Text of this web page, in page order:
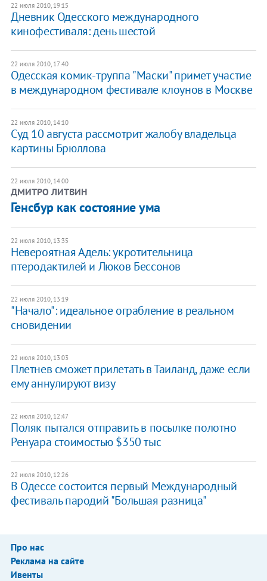
22 июля 2010, 19:15
Дневник Одесского международного
кинофестиваля: день шестой
22 июля 2010, 17:40
Одесская комик-труппа "Маски" примет участие
в международном фестивале клоунов в Москве
22 июля 2010, 14:10
Суд 10 августа рассмотрит жалобу владельца
картины Брюллова
22 июля 2010, 14:00
ДМИТРО ЛИТВИН
Генсбур как состояние ума
22 июля 2010, 13:35
Невероятная Адель: укротительница
птеродактилей и Люков Бессонов
22 июля 2010, 13:19
"Начало": идеальное ограбление в реальном
сновидении
22 июля 2010, 13:03
Плетнев сможет прилетать в Таиланд, даже если
ему аннулируют визу
22 июля 2010, 12:47
Поляк пытался отправить в посылке полотно
Ренуара стоимостью $350 тыс
22 июля 2010, 12:26
В Одессе состоится первый Международный
фестиваль пародий "Большая разница"
Про нас
Реклама на сайте
Ивенты